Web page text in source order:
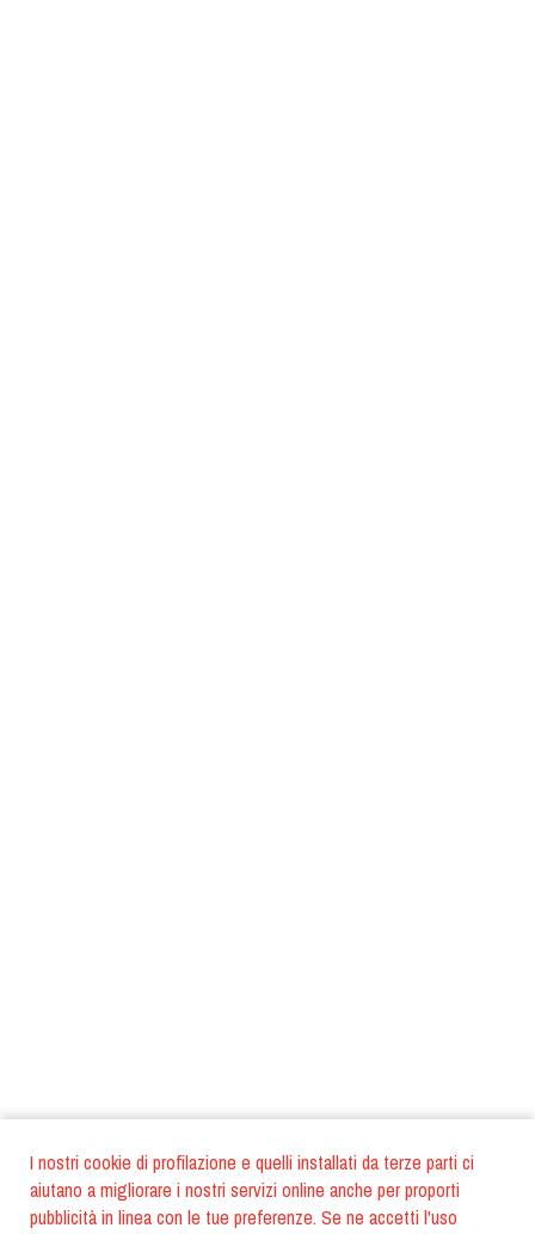
I nostri cookie di profilazione e quelli installati da terze parti ci
aiutano a migliorare i nostri servizi online anche per proporti
pubblicità in linea con le tue preferenze. Se ne accetti l'uso